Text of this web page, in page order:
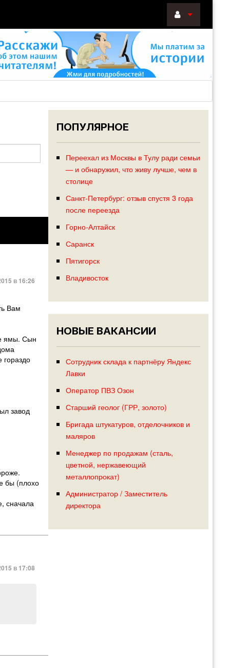
Войти
в 16:26
Вам
ямы. Сын
завод
бы (плохо
сначала
в 17:08
ПОПУЛЯРНОЕ
Переехал из Москвы в Тулу ради семьи
— и обнаружил, что живу лучше, чем в
столице
Санкт-Петербург: отзыв спустя 3 года
после переезда
Горно-Алтайск
Саранск
Пятигорск
Владивосток
НОВЫЕ ВАКАНСИИ
Сотрудник склада к партнёру Яндекс
Лавки
Оператор ПВЗ Озон
Старший геолог (ГРР, золото)
Бригада штукатуров, отделочников и
маляров
Менеджер по продажам (сталь,
цветной, нержавеющий
металлопрокат)
Администратор / Заместитель
директора